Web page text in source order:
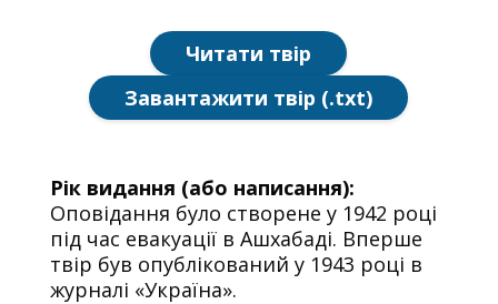
Читати твір
Завантажити твір (.txt)
Рік видання (або написання):
Оповідання було створене у 1942 році
під час евакуації в Ашхабаді. Вперше
твір був опублікований у 1943 році в
журналі «Україна».